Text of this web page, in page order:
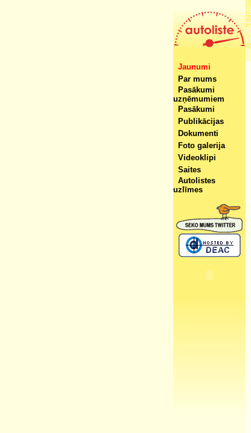
Jaunumi
Par mums
Pasākumi
uzņēmumiem
Pasākumi
Publikācijas
Dokumenti
Foto galerija
Videoklipi
Saites
Autolistes
uzlīmes